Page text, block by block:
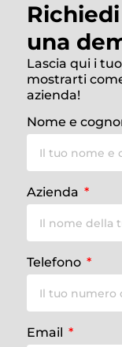
una
Lascia qui i
mostrarti
azienda!
Nome e
Azienda
Telefono
Email